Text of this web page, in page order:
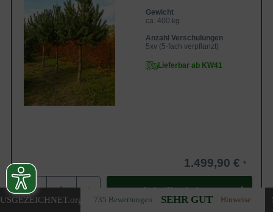
.org 735 Bewertungen SEHR GUT Hinweise
Gewicht
ca. 400 kg
Anzahl Verschulungen
5xv (5-fach verpflanzt)
Lieferbar ab KW41
1.499,90 €
- + In den Warenkorb